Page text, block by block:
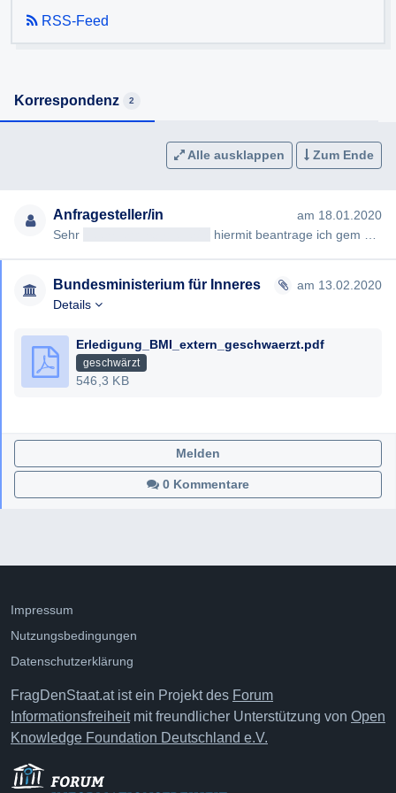
Was ist der Grund dafür, dass nur für einen bestimmten
Personenkreis vorgesorgt wird und was ist die
RSS-Feed
Korrespondenz 2
Alle ausklappen Zum Ende
Anfragesteller/in
am 18.01.2020
Sehr
hiermit beantrage ich gem §§ 2, 3 AuskunftspflichtG die Erteilung folgender Auskunft…
Bundesministerium für Inneres
am 13.02.2020
Details
Erledigung_BMI_extern_geschwaerzt.pdf
geschwärzt
546,3 KB
0 Kommentare
Melden
Impressum
Nutzungsbedingungen
Datenschutzerklärung
FragDenStaat.at ist ein Projekt des Forum
Informationsfreiheitmit freundlicher Unterstützung von Open
Knowledge Foundation Deutschland e.V.